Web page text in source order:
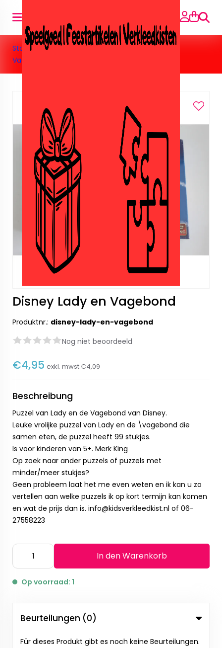
Suche
Startseite» Puzzels » 100 stukjes » Disney Lady en
Vagebond
Disney Lady en Vagebond
Produktnr.: disney-lady-en-vagebond
Nog niet beoordeeld
€4,95 exkl. mwst€4,09
Beschreibung
Puzzel van Lady en de Vagebond van Disney.
Leuke vrolijke puzzel van Lady en de \vagebond die
samen eten, de puzzel heeft 99 stukjes.
Is voor kinderen van 5+. Merk King
Op zoek naar ander puzzels of puzzels met
minder/meer stukjes?
Geen probleem laat het me even weten en ik kan u zo
vertellen aan welke puzzels ik op kort termijn kan komen
en wat de prijs dan is. info@kidsverkleedkist.nl of 06-
27558223
In den Warenkorb
Op voorraad: 1
Beurteilungen (0)
Für dieses Produkt gibt es noch keine Beurteilungen.